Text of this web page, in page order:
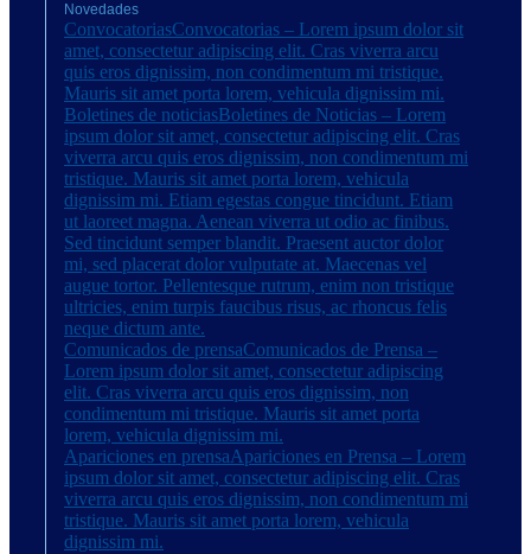
Novedades
ConvocatoriasConvocatorias – Lorem ipsum dolor sit
amet, consectetur adipiscing elit. Cras viverra arcu
quis eros dignissim, non condimentum mi tristique.
Mauris sit amet porta lorem, vehicula dignissim mi.
Boletines de noticiasBoletines de Noticias – Lorem
ipsum dolor sit amet, consectetur adipiscing elit. Cras
viverra arcu quis eros dignissim, non condimentum mi
tristique. Mauris sit amet porta lorem, vehicula
dignissim mi. Etiam egestas congue tincidunt. Etiam
ut laoreet magna. Aenean viverra ut odio ac finibus.
Sed tincidunt semper blandit. Praesent auctor dolor
mi, sed placerat dolor vulputate at. Maecenas vel
augue tortor. Pellentesque rutrum, enim non tristique
ultricies, enim turpis faucibus risus, ac rhoncus felis
neque dictum ante.
Comunicados de prensaComunicados de Prensa –
Lorem ipsum dolor sit amet, consectetur adipiscing
elit. Cras viverra arcu quis eros dignissim, non
condimentum mi tristique. Mauris sit amet porta
lorem, vehicula dignissim mi.
Apariciones en prensaApariciones en Prensa – Lorem
ipsum dolor sit amet, consectetur adipiscing elit. Cras
viverra arcu quis eros dignissim, non condimentum mi
tristique. Mauris sit amet porta lorem, vehicula
dignissim mi.